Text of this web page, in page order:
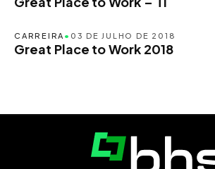
CARREIRA • 03 DE JULHO DE 2018
Great Place to Work 2018